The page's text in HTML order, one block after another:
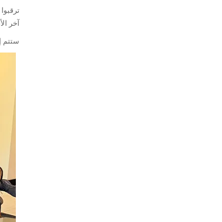
آخر
ستتم